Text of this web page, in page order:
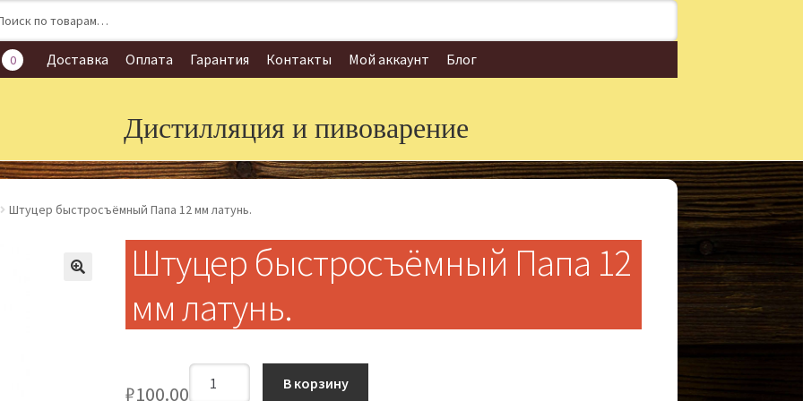
0 Доставка Оплата Гарантия Контакты Мой аккаунт Блог
Дистилляция и пивоварение
Штуцер быстросъёмный Папа 12 мм латунь.
Штуцер быстросъёмный Папа 12
мм латунь.
₽100.00 В корзину